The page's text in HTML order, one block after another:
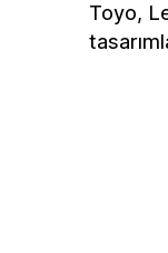
Toyo,